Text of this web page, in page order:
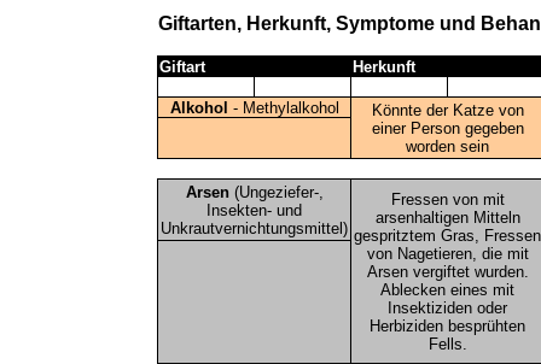
Giftarten, Herkunft, Symptome und
Giftart Herkunft
Alkohol - Methylalkohol
Könnte der Katze von
einer Person gegeben
worden sein
Arsen(Ungeziefer-,
Insekten- und
Unkrautvernichtungsmittel)
Fressen von mit
arsenhaltigen Mitteln
gespritztem Gras, Fressen
von Nagetieren, die mit
Arsen vergiftet wurden.
Ablecken eines mit
Insektiziden oder
Herbiziden besprühten
Fells.